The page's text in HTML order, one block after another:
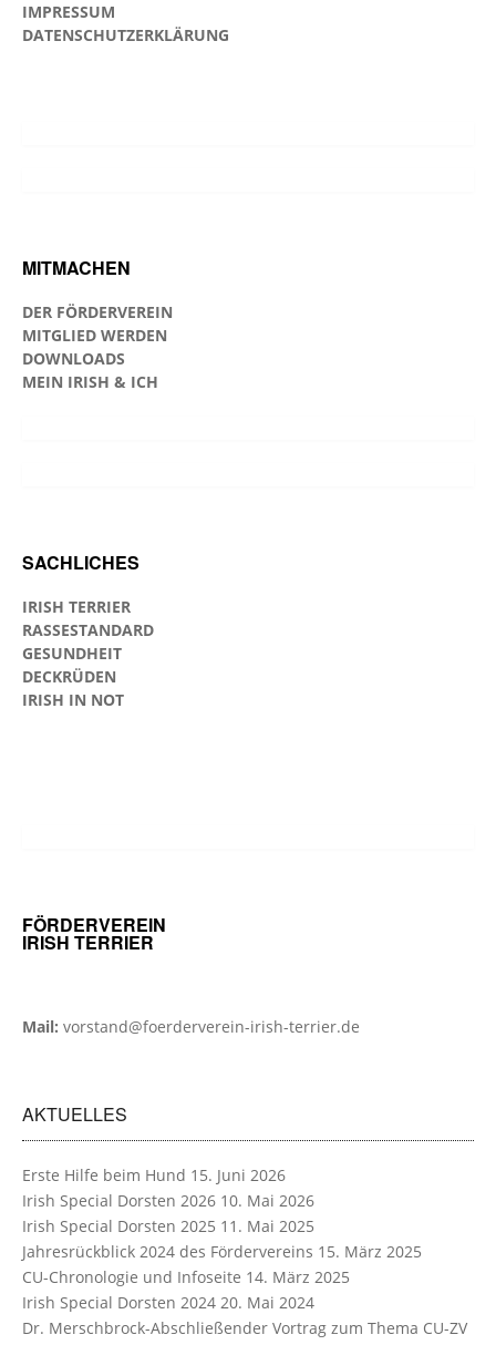
IMPRESSUM
DATENSCHUTZERKLÄRUNG
MITMACHEN
DER FÖRDERVEREIN
MITGLIED WERDEN
DOWNLOADS
MEIN IRISH & ICH
SACHLICHES
IRISH TERRIER
RASSESTANDARD
GESUNDHEIT
DECKRÜDEN
IRISH IN NOT
FÖRDERVEREIN
IRISH TERRIER
Mail: vorstand@foerderverein-irish-terrier.de
AKTUELLES
Erste Hilfe beim Hund 15. Juni 2026
Irish Special Dorsten 2026 10. Mai 2026
Irish Special Dorsten 2025 11. Mai 2025
Jahresrückblick 2024 des Fördervereins 15. März 2025
CU-Chronologie und Infoseite 14. März 2025
Irish Special Dorsten 2024 20. Mai 2024
Dr. Merschbrock-Abschließender Vortrag zum Thema CU-ZV